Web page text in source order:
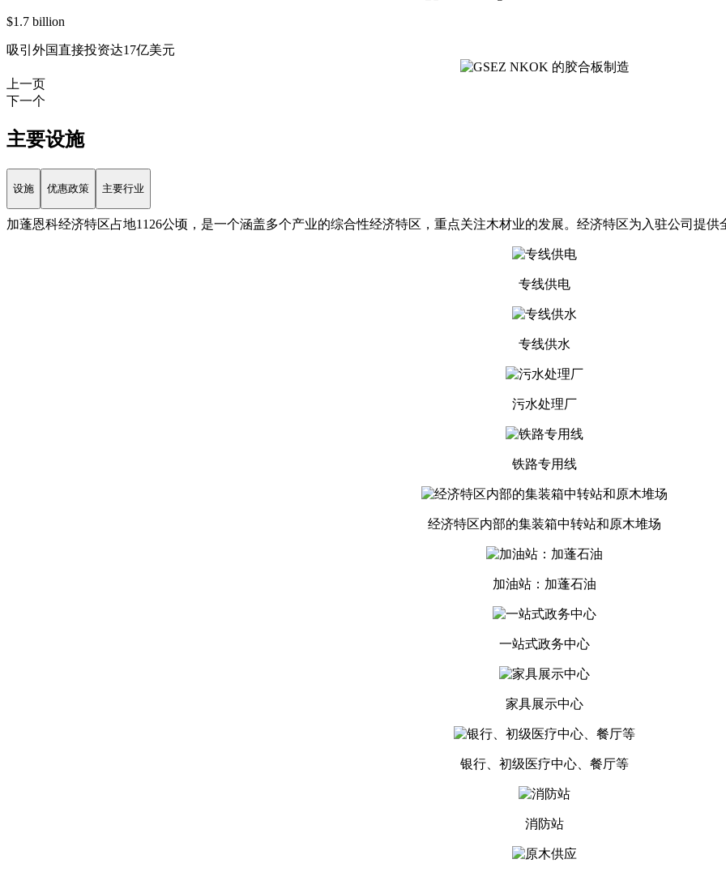
$1.7 billion
吸引外国直接投资达17亿美元
上一页
下一个
主要设施
设施 优惠政策 主要行业
加蓬恩科经济特区占地1126公顷，是一个涵盖多个产业的综合性经济特区，重点关注木材业的发展。经济特区为入驻公司提供
专线供电
专线供水
污水处理厂
铁路专用线
经济特区内部的集装箱中转站和原木堆场
加油站：加蓬石油
一站式政务中心
家具展示中心
银行、初级医疗中心、餐厅等
消防站